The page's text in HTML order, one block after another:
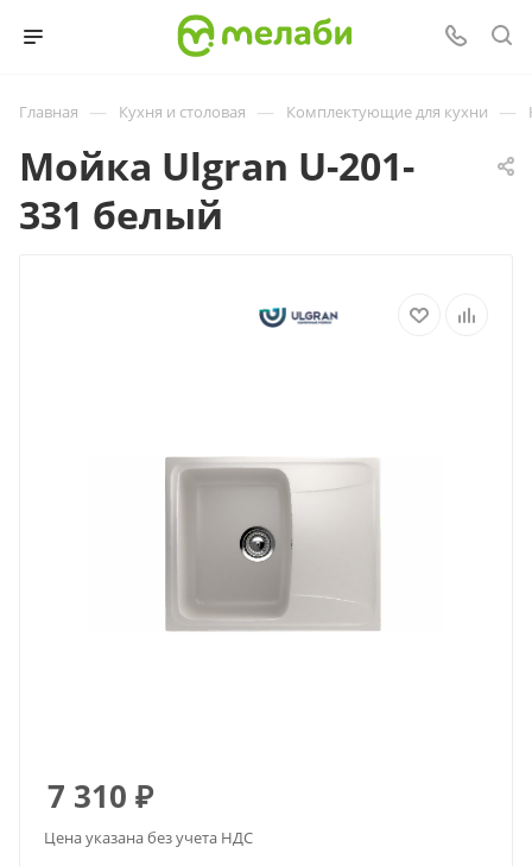
Главная — Кухня и столовая — Комплектующие для кухни —
Мойка Ulgran U-201-
331 белый
7 310 ₽
Цена указана без учета НДС